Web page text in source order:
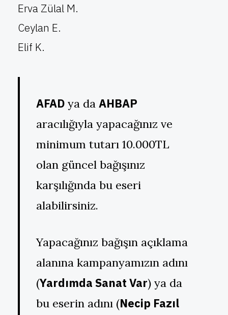
Erva Zülal M.
Ceylan E.
Elif K.
AFAD ya da AHBAP
aracılığıyla yapacağınız ve
minimum tutarı 10.000TL
olan güncel bağışınız
karşılığında bu eseri
alabilirsiniz.
Yapacağınız bağışın açıklama
alanına kampanyamızın adını
(Yardımda Sanat Var) ya da
bu eserin adını (Necip Fazıl